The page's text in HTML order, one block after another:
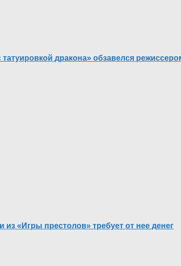
дракона» обзавелся
«Игры престолов» требует от нее денег